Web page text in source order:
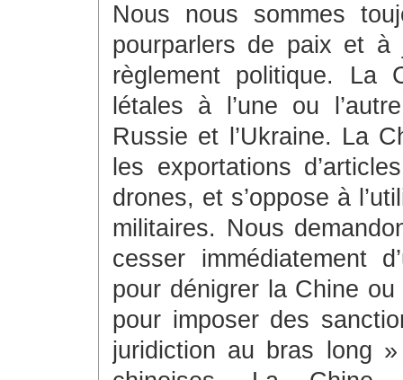
Nous nous sommes
pourparlers de paix et
règlement politique. La
létales à l’une ou
Russie et l’Ukraine. La
les exportations
drones, et s’oppose à
militaires. Nous
cesser immédiatement
pour dénigrer la Chine
pour imposer des
juridiction au bras long